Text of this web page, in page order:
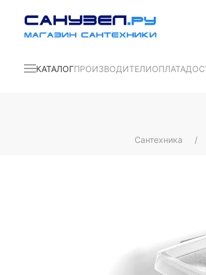
КАТАЛОГПРОИЗВОДИТЕЛИОПЛАТА
Сантехника